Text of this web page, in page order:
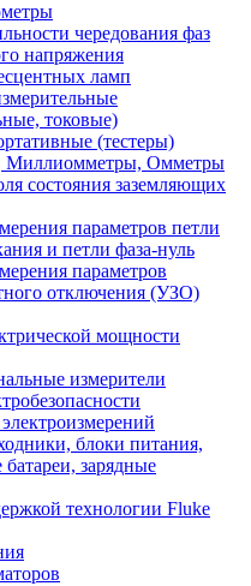
чередования фаз
напряжения
ламп
токовые)
(тестеры)
Миллиомметры, Омметры
состояния заземляющих
параметров петли
и петли фаза-нуль
параметров
отключения (УЗО)
мощности
измерители
блоки питания,
зарядные
технологии Fluke